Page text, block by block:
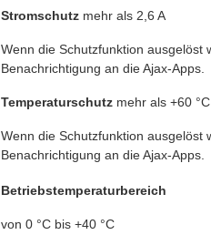
Stromschutz mehr als 2,6 A
Wenn die Schutzfunktion ausgelöst
Benachrichtigung an die Ajax-Apps.
Temperaturschutz mehr als +60 °C
Wenn die Schutzfunktion ausgelöst
Benachrichtigung an die Ajax-Apps.
Betriebstemperaturbereich
von 0 °C bis +40 °C